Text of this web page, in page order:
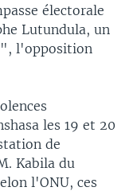
électorale
Lutundula, un
l'opposition
les 19 et 20
de
Kabila du
l'ONU, ces